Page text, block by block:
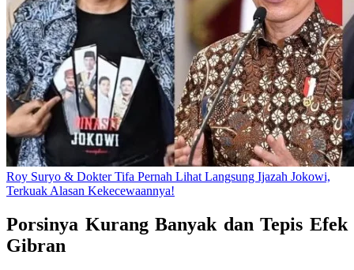
Roy Suryo & Dokter Tifa Pernah Lihat Langsung Ijazah Jokowi,
Terkuak Alasan Kekecewaannya!
Porsinya Kurang Banyak dan Tepis Efek
Gibran